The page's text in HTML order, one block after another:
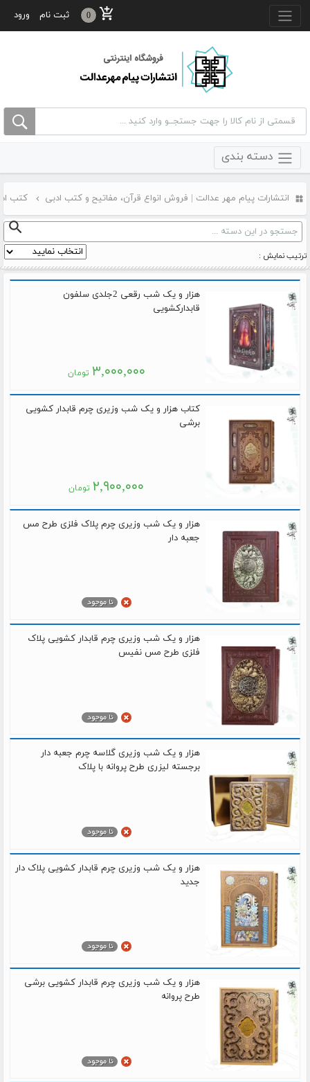
ورود ثبت نام 0 منو بالا
دسته بندی
انتشارات پیام مهر عدالت | فروش انواع قرآن، مفاتیح و کتب ادبی کتب
ترتیب نمایش :
هزار و یک شب رقعی 2جلدی سلفون
قابدارکشویی
۳,۰۰۰,۰۰۰ تومان
کتاب هزار و یک شب وزیری چرم قابدار کشویی
برشی
۲,۹۰۰,۰۰۰ تومان
هزار و یک شب وزیری چرم پلاک فلزی طرح مس
جعبه دار
هزار و یک شب وزیری چرم قابدار کشویی پلاک
فلزی طرح مس نفیس
هزار و یک شب وزیری گلاسه چرم جعبه دار
برجسته لیزری طرح پروانه با پلاک
هزار و یک شب وزیری چرم قابدار کشویی پلاک دار
جدید
هزار و یک شب وزیری چرم قابدار کشویی برشی
طرح پروانه